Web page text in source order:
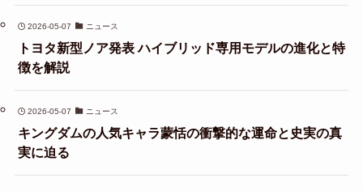
2026-05-07 ニュース
トヨタ新型ノア発表 ハイブリッド専用モデルの進化と特
徴を解説
2026-05-07 ニュース
キングダムの人気キャラ蒙恬の衝撃的な運命と史実の真
実に迫る